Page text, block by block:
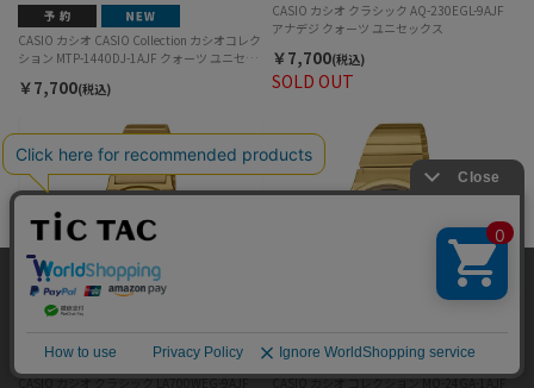
CASIO カシオ CASIO Collection カシオコレク
ション MTP-1440DJ-1AJF クォーツ ユニセッ
￥7,700(税込) SOLD OUT
CASIO カシオ クラシック AQ-230EGL-9AJF
アナデジ クォーツ ユニセックス
￥7,700(税込)
CASIO カシオ クラシック LA700WEG-9AJF CASIO カシオ コレクション MQ-24GA-1AJF
当サイトではサイトの利便性向上のため、クッキ
ー(cookie)を利用しています。サイトのクッキー
ー」をお読みください。